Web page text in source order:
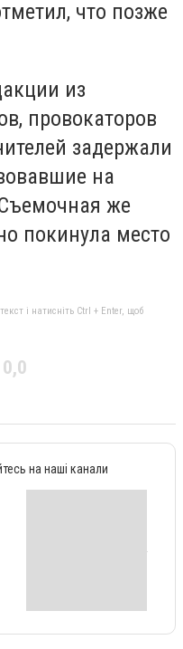
что позже
из
провокаторов
задержали
на
же
покинула место
і натисніть Ctrl + Enter, щоб
0,0
на наші канали